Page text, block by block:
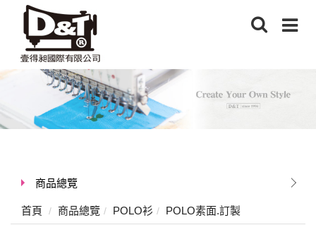
商品總覽
首頁 商品總覽 POLO衫 POLO素面.訂製